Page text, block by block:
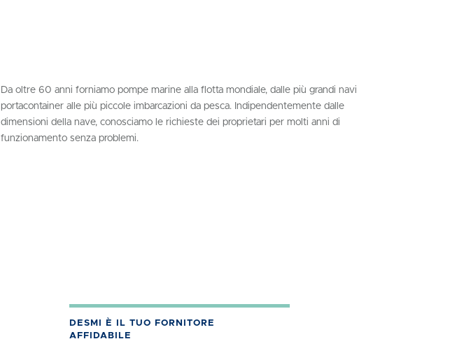
Da oltre 60 anni forniamo pompe marine alla flotta mondiale, dalle più grandi navi
portacontainer alle più piccole imbarcazioni da pesca. Indipendentemente dalle
dimensioni della nave, conosciamo le richieste dei proprietari per molti anni di
funzionamento senza problemi.
DESMI È IL TUO FORNITORE
AFFIDABILE